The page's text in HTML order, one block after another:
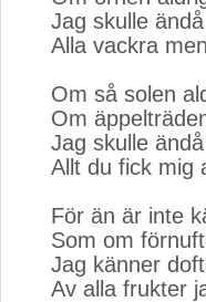
Jag skulle
Alla vackra
Om så solen
Om
Jag skulle
Allt du fick mig
För än är inte
Som om
Jag känner
Av alla frukter